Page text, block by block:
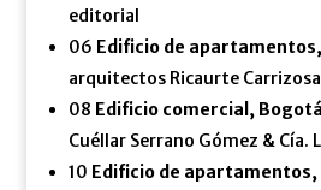
editorial
06 Edificio de
arquitectos Ricaurte
08 Edificio comercial, Bogotá
Cuéllar Serrano Gómez & Cía.
10 Edificio de